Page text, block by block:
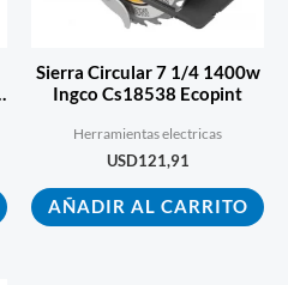
Sierra Circular 7 1/4 1400w
Ingco Cs18538 Ecopint
Herramientas electricas
USD121,91
AÑADIR AL CARRITO